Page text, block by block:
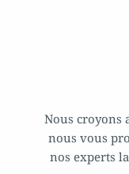
Nous croyons
nous vous
nos experts